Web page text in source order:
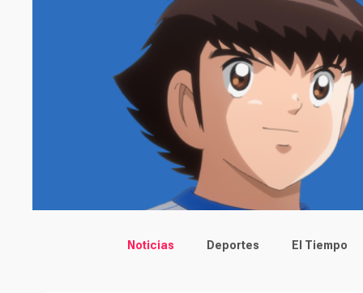
Main menu
Noticias Deportes El Tiempo